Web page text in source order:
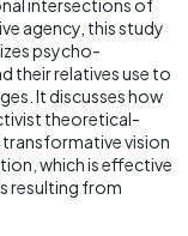
intersections of
agency, this study
psycho-
their relatives use to
It discusses how
theoretical-
vision
which is effective
resulting from